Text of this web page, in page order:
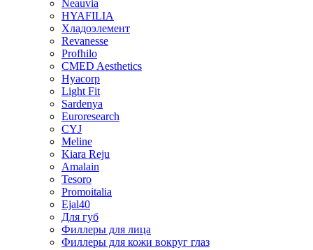
Collost
Neauvia
HYAFILIA
Хладоэлемент
Revanesse
Profhilo
CMED Aesthetics
Hyacorp
Light Fit
Sardenya
Euroresearch
CYJ
Meline
Kiara Reju
Amalain
Tesoro
Promoitalia
Ejal40
Для губ
Филлеры для лица